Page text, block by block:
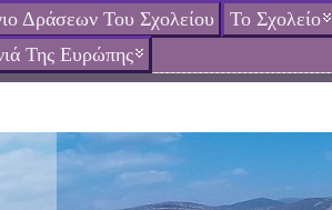
Δράσεων Του Σχολείου
Το Σχολείο
Της Ευρώπης